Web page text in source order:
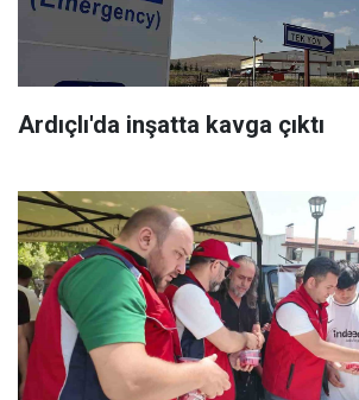
Ardıçlı'da inşatta kavga çıktı